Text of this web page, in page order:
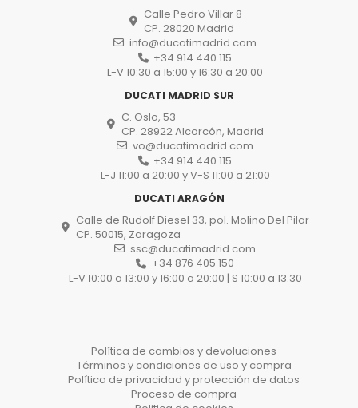
Calle Pedro Villar 8
CP. 28020 Madrid
info@ducatimadrid.com
+34 914 440 115
L-V 10:30 a 15:00 y 16:30 a 20:00
DUCATI MADRID SUR
C. Oslo, 53
CP. 28922 Alcorcón, Madrid
vo@ducatimadrid.com
+34 914 440 115
L-J 11:00 a 20:00 y V-S 11:00 a 21:00
DUCATI ARAGÓN
Calle de Rudolf Diesel 33, pol. Molino Del Pilar
CP. 50015, Zaragoza
ssc@ducatimadrid.com
+34 876 405 150
L-V 10:00 a 13:00 y 16:00 a 20:00 | S 10:00 a 13.30
Política de cambios y devoluciones
Términos y condiciones de uso y compra
Política de privacidad y protección de datos
Proceso de compra